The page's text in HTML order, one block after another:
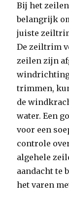
Bij het
belangrijk
juiste
De zeiltrim
zeilen zijn
trimmen,
de
water. Een
voor een
controle
algehele
aandacht te
het varen